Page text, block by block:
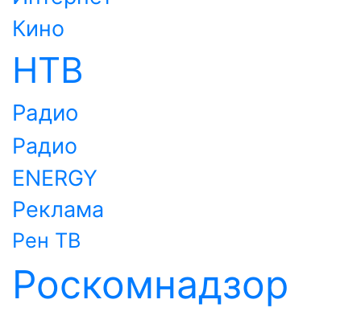
Кино
НТВ
Радио
Радио
ENERGY
Реклама
Рен ТВ
Роскомнадзор